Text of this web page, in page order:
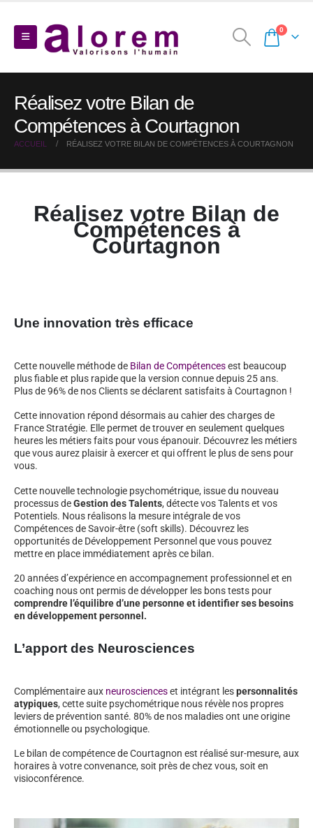
0
Réalisez votre Bilan de
Compétences à Courtagnon
ACCUEIL RÉALISEZ VOTRE BILAN DE COMPÉTENCES À COURTAGNON
Réalisez votre Bilan de
Compétences à
Courtagnon
Une innovation très efficace
Cette nouvelle méthode de Bilan de Compétencesest beaucoup
plus fiable et plus rapide que la version connue depuis 25 ans.
Plus de 96% de nos Clients se déclarent satisfaits à Courtagnon !
Cette innovation répond désormais au cahier des charges de
France Stratégie. Elle permet de trouver en seulement quelques
heures les métiers faits pour vous épanouir. Découvrez les métiers
que vous aurez plaisir à exercer et qui offrent le plus de sens pour
vous.
Cette nouvelle technologie psychométrique, issue du nouveau
processus deGestion des Talents, détecte vos Talents et vos
Potentiels. Nous réalisons la mesure intégrale de vos
Compétences de Savoir-être (soft skills). Découvrez les
opportunités de Développement Personnel que vous pouvez
mettre en place immédiatement après ce bilan.
20 années d’expérience en accompagnement professionnel et en
coaching nous ont permis de développer les bons tests pour
comprendre l’équilibre d’une personne et identifier ses besoins
en développement personnel.
L’apport des Neurosciences
Complémentaire aux neuroscienceset intégrant lespersonnalités
atypiques, cette suite psychométrique nous révèle nos propres
leviers de prévention santé. 80% de nos maladies ont une origine
émotionnelle ou psychologique.
Le bilan de compétence de Courtagnon est réalisé sur-mesure, aux
horaires à votre convenance, soit près de chez vous, soit en
visioconférence.